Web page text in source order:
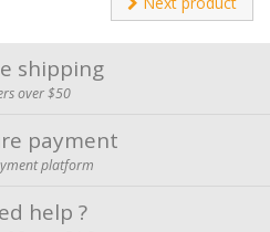
shipping
over $50
payment
platform
help ?